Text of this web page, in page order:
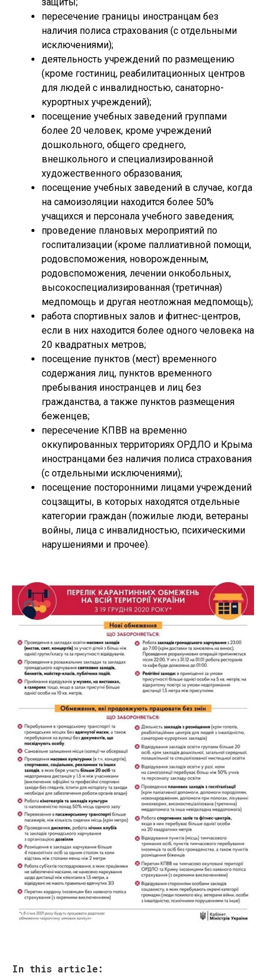
пересечение границы иностранцам без
наличия полиса страхования (с отдельными
исключениями);
деятельность учреждений по размещению
(кроме гостиниц, реабилитационных центров
для людей с инвалидностью, санаторно-
курортных учреждений);
посещение учебных заведений группами
более 20 человек, кроме учреждений
дошкольного, общего среднего,
внешкольного и специализированной
художественного образования;
посещение учебных заведений в случае, когда
на самоизоляции находится более 50%
учащихся и персонала учебного заведения;
проведение плановых мероприятий по
госпитализации (кроме паллиативной помощи,
родовспоможения, новорожденным,
родовспоможения, лечении онкобольных,
высокоспециализированная (третичная)
медпомощь и другая неотложная медпомощь);
работа спортивных залов и фитнес-центров,
если в них находится более одного человека на
20 квадратных метров;
посещение пунктов (мест) временного
содержания лиц, пунктов временного
пребывания иностранцев и лиц без
гражданства, а также пунктов размещения
беженцев;
пересечение КПВВ на временно
оккупированных территориях ОРДЛО и Крыма
иностранцами без наличия полиса страхования
(с отдельными исключениями);
посещение посторонними лицами учреждений
соцзащиты, в которых находятся отдельные
категории граждан (пожилые люди, ветераны
войны, лица с инвалидностью, психическими
нарушениями и прочее).
In this article: